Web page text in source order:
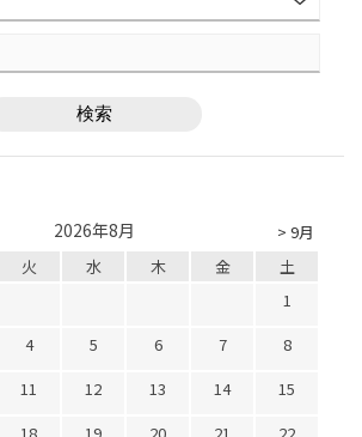
> 9月
2026年8月
火 水 木 金
土
1
4 5 6 7
8
11 12 13 14
15